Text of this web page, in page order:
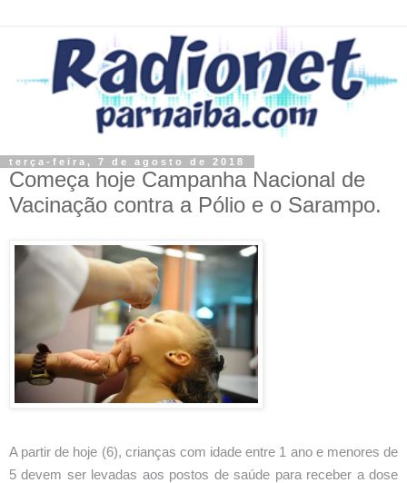
terça-feira, 7 de agosto de 2018
Começa hoje Campanha Nacional de
Vacinação contra a Pólio e o Sarampo.
A partir de hoje (6), crianças com idade entre 1 ano e menores de
5 devem ser levadas aos postos de saúde para receber a dose